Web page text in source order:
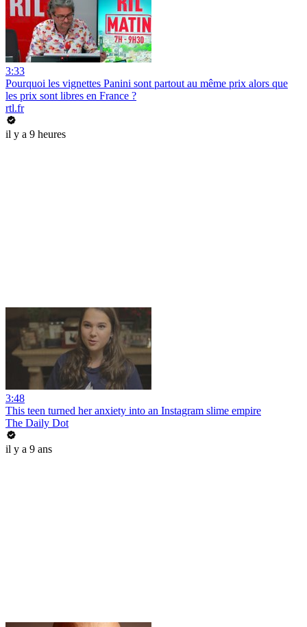
3:33
Pourquoi les vignettes Panini sont partout au même prix alors que
les prix sont libres en France ?
rtl.fr
il y a 9 heures
3:48
This teen turned her anxiety into an Instagram slime empire
The Daily Dot
il y a 9 ans